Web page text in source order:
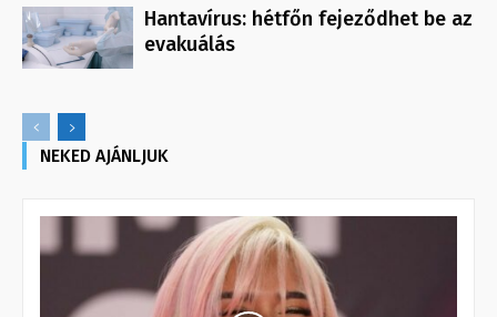
Hantavírus: hétfőn fejeződhet be az
evakuálás
NEKED AJÁNLJUK